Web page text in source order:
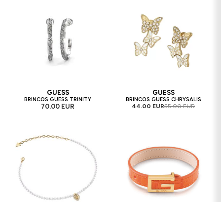
GUESS
BRINCOS GUESS TRINITY
70.00 EUR
GUESS
BRINCOS GUESS CHRYSALIS
44.00 EUR55.00 EUR